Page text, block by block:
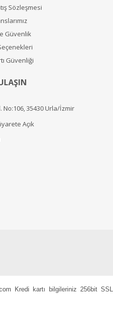
Sözleşmesi
Güvenlik
Güvenliği
No:106, 35430 Urla/İzmir
Açık
Kredi kartı bilgileriniz 256bit SSL